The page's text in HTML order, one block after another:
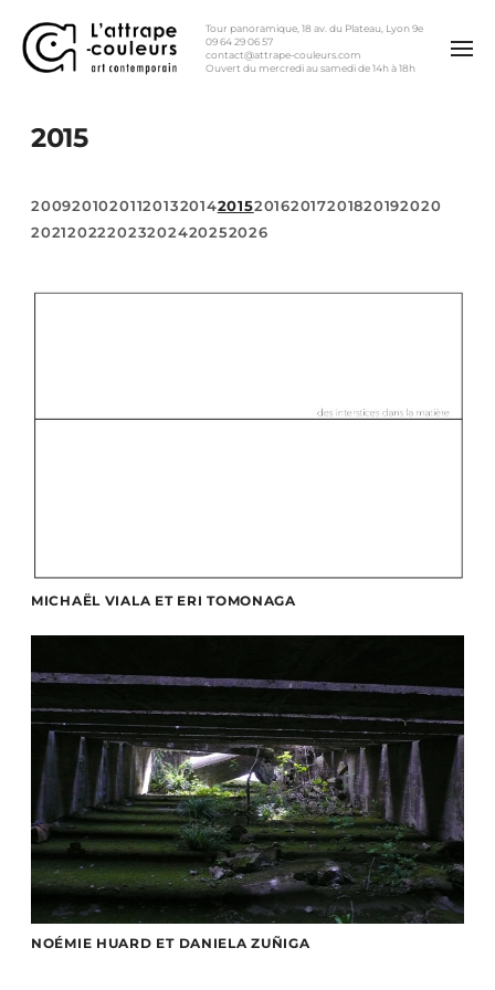
Tour panoramique, 18 av. du Plateau, Lyon 9e
09 64 29 06 57
contact@attrape-couleurs.com
Ouvert du mercredi au samedi de 14h à 18h
2015
20092010201120132014201520162017201820192020
202120222023202420252026
MICHAËL VIALA ET ERI TOMONAGA
NOÉMIE HUARD ET DANIELA ZUÑIGA